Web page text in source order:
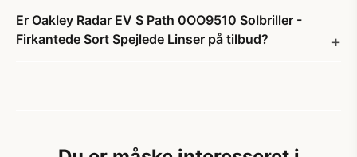
Er Oakley Radar EV S Path 0OO9510 Solbriller -
Firkantede Sort Spejlede Linser på tilbud?